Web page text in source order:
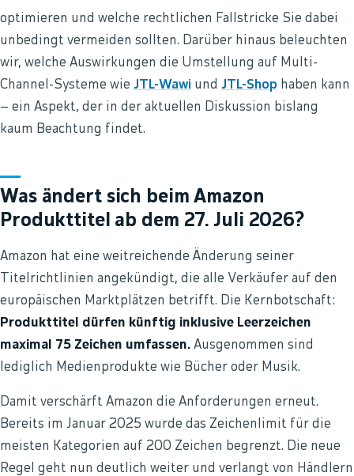
optimieren und welche rechtlichen Fallstricke Sie dabei
unbedingt vermeiden sollten. Darüber hinaus beleuchten
wir, welche Auswirkungen die Umstellung auf Multi-
Channel-Systeme wie JTL-Wawi und JTL-Shop haben kann
– ein Aspekt, der in der aktuellen Diskussion bislang
kaum Beachtung findet.
Was ändert sich beim Amazon
Produkttitel ab dem 27. Juli 2026?
Amazon hat eine weitreichende Änderung seiner
Titelrichtlinien angekündigt, die alle Verkäufer auf den
europäischen Marktplätzen betrifft. Die Kernbotschaft:
Produkttitel dürfen künftig inklusive Leerzeichen
maximal 75 Zeichen umfassen. Ausgenommen sind
lediglich Medienprodukte wie Bücher oder Musik.
Damit verschärft Amazon die Anforderungen erneut.
Bereits im Januar 2025 wurde das Zeichenlimit für die
meisten Kategorien auf 200 Zeichen begrenzt. Die neue
Regel geht nun deutlich weiter und verlangt von Händlern